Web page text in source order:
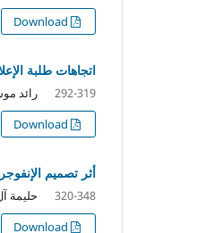
اتجاهات طلبة
رائد
292-319
أثر تصميم
حليمة
320-348